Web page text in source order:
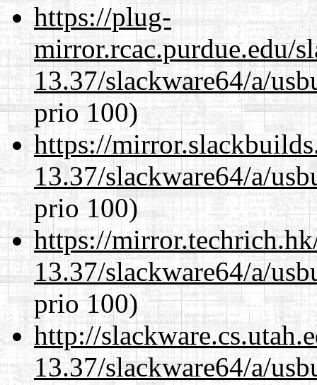
https://plug-
mirror.rcac.purdue.edu/
13.37/slackware64/a/
prio 100)
https://
13.37/slackware64/a/
prio 100)
https://
13.37/slackware64/a/
prio 100)
http://
13.37/slackware64/a/